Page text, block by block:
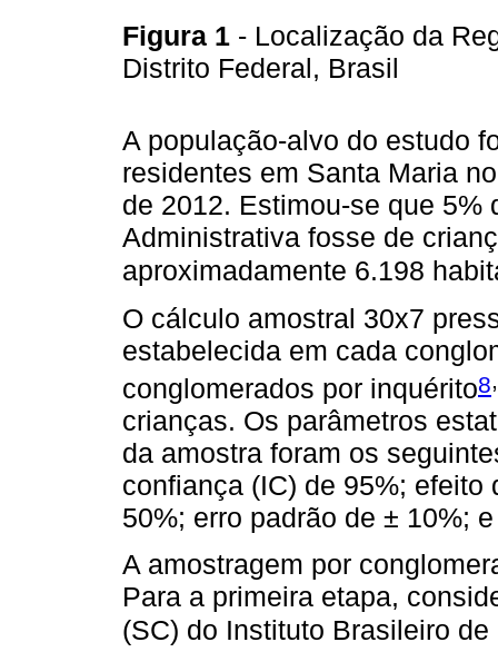
Figura 1 - Localização da
Distrito Federal, Brasil
A população-alvo do estudo
residentes em Santa Maria
de 2012. Estimou-se que 5%
Administrativa fosse de
aproximadamente 6.198
O cálculo amostral 30x7
estabelecida em cada
conglomerados por inquérito8
crianças. Os parâmetros
da amostra foram os
confiança (IC) de 95%;
50%; erro padrão de ± 10%;
A amostragem por
Para a primeira etapa,
(SC) do Instituto Brasileiro